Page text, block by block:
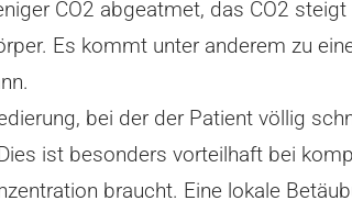
CO2 abgeatmet, das CO2
Es kommt unter anderem zu
bei der der Patient völlig
ist besonders vorteilhaft bei
braucht. Eine lokale